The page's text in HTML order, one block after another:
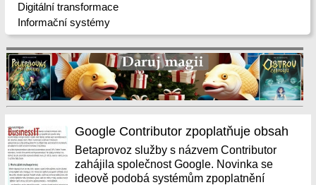
Digitální transformace
Informační systémy
Google Contributor zpoplatňuje obsah
Betaprovoz služby s názvem Contributor
zahájila společnost Google. Novinka se
ideově podobá systémům zpoplatnění